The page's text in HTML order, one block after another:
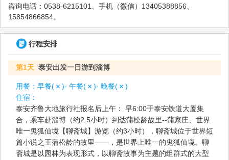
咨询电话：0538-6215101、手机（微信）13405388856、
15854866854。
行程安排
第1天 泰安出发一日游到淄博
用餐： 早餐( )- 午餐( )- 晚餐(
)
住宿：
泰安齐鲁大地旅行社报名后上午： 早6:00于泰安铁道大厦集
合，乘车赴淄博（约2.5小时）到达蒲松龄故里--蒲家庄、世界
唯一鬼狐仙境【聊斋城】游览（约3小时），聊斋城位于世界短
篇小说之王蒲松龄的故里——，是世界上唯一的鬼狐仙境。聊
斋城是以园林为表现形式，以聊斋故事为主题的组群式的大型